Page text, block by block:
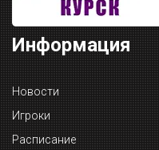
Информация
Новости
Игроки
Расписание